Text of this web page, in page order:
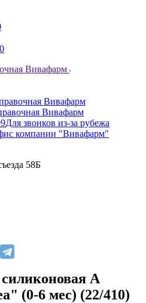
0
Вивафарм
Вивафарм
Вивафарм
Для звонков из-за рубежа
компании "Вивафарм"
58Б
A
(0-6 мес) (22/410)